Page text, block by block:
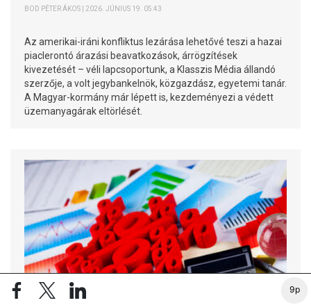
9p
BOD PÉTER ÁKOS | 2026. JÚNIUS 19. 05:43
Az amerikai-iráni konfliktus lezárása lehetővé teszi a hazai
piaclerontó árazási beavatkozások, árrögzítések
kivezetését – véli lapcsoportunk, a Klasszis Média állandó
szerzője, a volt jegybankelnök, közgazdász, egyetemi tanár.
A Magyar-kormány már lépett is, kezdeményezi a védett
üzemanyagárak eltörlését.